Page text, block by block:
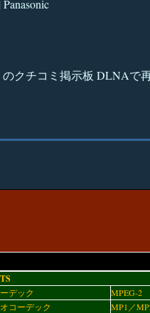
クチコミ掲示板 DLNAで
デック
MPEG-2
コーデック
MP1／